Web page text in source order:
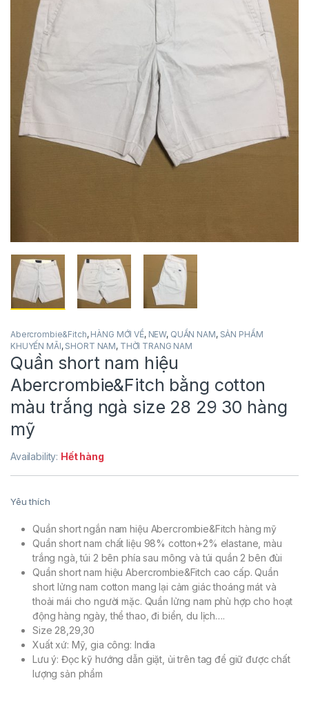
Abercrombie&Fitch, HÀNG MỚI VỀ, NEW, QUẦN NAM, SẢN PHẨM
KHUYẾN MÃI, SHORT NAM, THỜI TRANG NAM
Quần short nam hiệu
Abercrombie&Fitch bằng cotton
màu trắng ngà size 28 29 30 hàng
mỹ
Availability: Hết hàng
Yêu thích
Quần short ngắn nam hiệu Abercrombie&Fitch hàng mỹ
Quần short nam chất liệu 98% cotton+2% elastane, màu
trắng ngà, túi 2 bên phía sau mông và túi quần 2 bên đùi
Quần short nam hiệu Abercrombie&Fitch cao cấp. Quần
short lửng nam cotton mang lại cảm giác thoáng mát và
thoải mái cho người mặc. Quần lửng nam phù hợp cho hoạt
động hàng ngày, thể thao, đi biển, du lịch….
Size 28,29,30
Xuất xứ: Mỹ, gia công: India
Lưu ý: Đọc kỹ hướng dẫn giặt, ủi trên tag để giữ được chất
lượng sản phẩm